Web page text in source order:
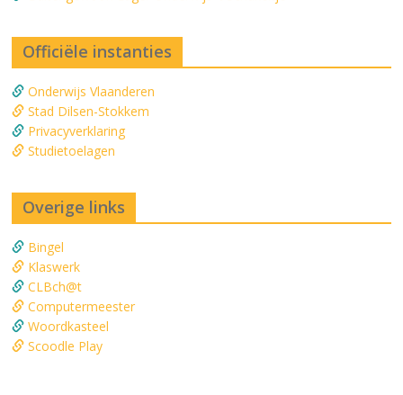
Officiële instanties
Onderwijs Vlaanderen
Stad Dilsen-Stokkem
Privacyverklaring
Studietoelagen
Overige links
Bingel
Klaswerk
CLBch@t
Computermeester
Woordkasteel
Scoodle Play